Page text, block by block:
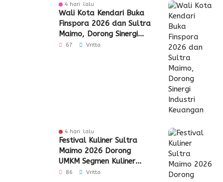
4 hari lalu
Wali Kota Kendari Buka
Finspora 2026 dan Sultra
Maimo, Dorong Sinergi
Industri Keuangan
67 Vritta
4 hari lalu
Festival Kuliner Sultra
Maimo 2026 Dorong
UMKM Segmen Kuliner
Perluas Akses Pasar
86 Vritta